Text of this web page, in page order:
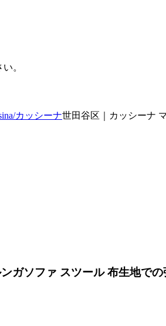
。
カッシーナ世田谷区｜カッシーナ
ガソファ スツール 布生地で